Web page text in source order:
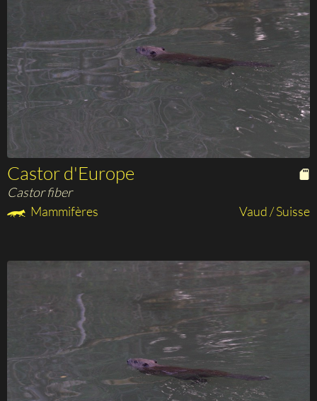
Castor d'Europe
Castor fiber
Mammifères
Vaud / Suisse